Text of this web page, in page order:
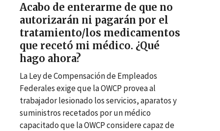
Acabo de enterarme de que no
autorizarán ni pagarán por el
tratamiento/los medicamentos
que recetó mi médico. ¿Qué
hago ahora?
La Ley de Compensación de Empleados
Federales exige que la OWCP provea al
trabajador lesionado los servicios, aparatos y
suministros recetados por un médico
capacitado que la OWCP considere capaz de